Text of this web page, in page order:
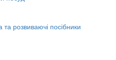
та розвиваючі посібники